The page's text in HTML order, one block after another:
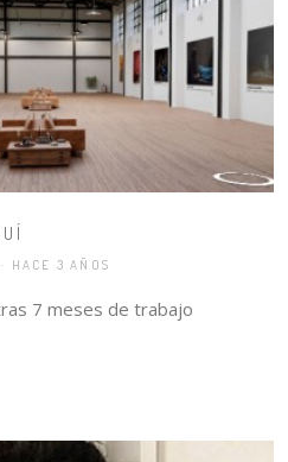
3 AÑOS
7 meses de trabajo